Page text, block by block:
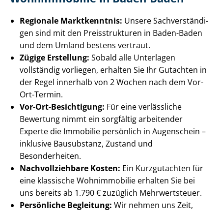
Regionale Marktkenntnis: Unsere Sach­ver­stän­di­
gen sind mit den Preisstrukturen in Baden-Baden
und dem Umland bestens vertraut.
Zügige Erstellung: Sobald alle Unterlagen
vollständig vorliegen, erhalten Sie Ihr Gutachten in
der Regel innerhalb von 2 Wochen nach dem Vor-
Ort-Termin.
Vor-Ort-Besichtigung: Für eine verlässliche
Bewertung nimmt ein sorgfältig arbeitender
Experte die Immobilie persönlich in Augenschein –
inklusive Bausubstanz, Zustand und
Besonderheiten.
Nach­voll­zieh­ba­re Kosten: Ein Kurzgutachten für
eine klassische Wohnimmobilie erhalten Sie bei
uns bereits ab 1.790 € zuzüglich Mehrwertsteuer.
Persönliche Begleitung: Wir nehmen uns Zeit,